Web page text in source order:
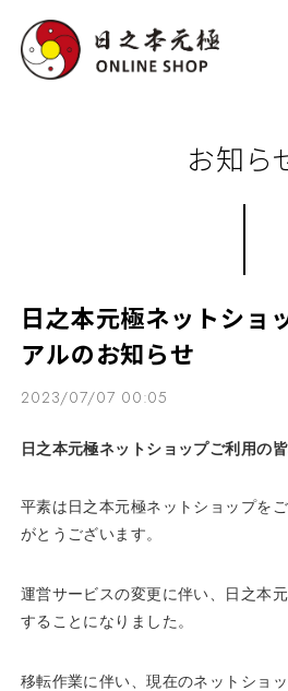
お知ら
日之本元極ネットショ
アルのお知らせ
2023/07/07 00:05
日之本元極ネットショップご利用の
平素は日之本元極ネットショップを
がとうございます。
運営サービスの変更に伴い、日之本
することになりました。
移転作業に伴い、現在のネットショ